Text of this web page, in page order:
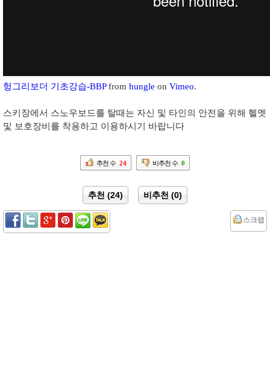
헝그리보더 기초강습-BBPfrom hungle on Vimeo.
스키장에서 스노우보드를 탈때는 자신 및 타인의 안전을 위해 헬멧
및 보호장비를 착용하고 이용하시기 바랍니다
추천 수 24 비추천 수 0
추천 (24) 비추천 (0)
스크랩